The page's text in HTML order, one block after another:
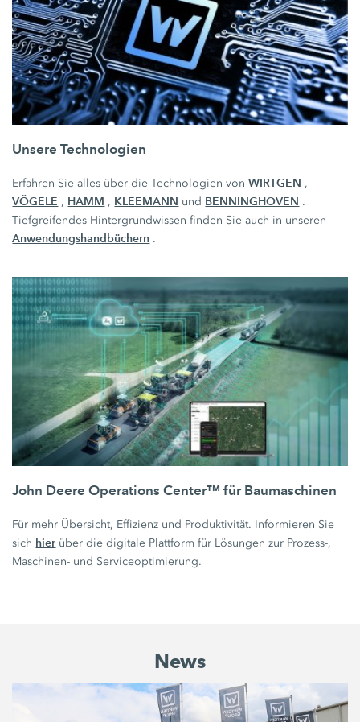
Unsere Technologien
Erfahren Sie alles über die Technologien vonWIRTGEN ,
VÖGELE , HAMM , KLEEMANN und BENNINGHOVEN .
Tiefgreifendes Hintergrundwissen finden Sie auch in unseren
Anwendungshandbüchern .
John Deere Operations Center™ für Baumaschinen
Für mehr Übersicht, Effizienz und Produktivität. Informieren Sie
sich hier über die digitale Plattform für Lösungen zur Prozess-,
Maschinen- und Serviceoptimierung.
News